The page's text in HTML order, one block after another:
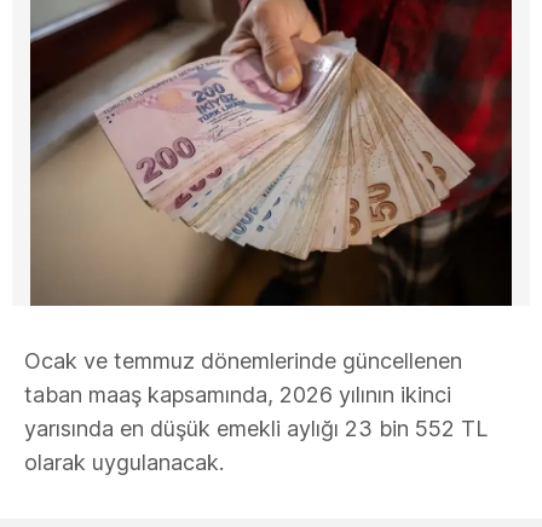
Ocak ve temmuz dönemlerinde güncellenen
taban maaş kapsamında, 2026 yılının ikinci
yarısında en düşük emekli aylığı 23 bin 552 TL
olarak uygulanacak.